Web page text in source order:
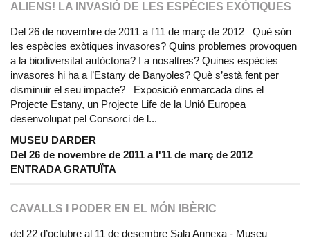
ALIENS! LA INVASIÓ DE LES ESPÈCIES EXÒTIQUES
Del 26 de novembre de 2011 a l'11 de març de 2012 Què són
les espècies exòtiques invasores? Quins problemes provoquen
a la biodiversitat autòctona? I a nosaltres? Quines espècies
invasores hi ha a l’Estany de Banyoles? Què s’està fent per
disminuir el seu impacte? Exposició enmarcada dins el
Projecte Estany, un Projecte Life de la Unió Europea
desenvolupat pel Consorci de l...
MUSEU DARDER
Del 26 de novembre de 2011 a l'11 de març de 2012
ENTRADA GRATUÏTA
CAVALLS I PODER EN EL MÓN IBÈRIC
del 22 d’octubre al 11 de desembre Sala Annexa - Museu